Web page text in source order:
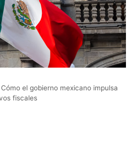
Cómo el gobierno mexicano impulsa
fiscales